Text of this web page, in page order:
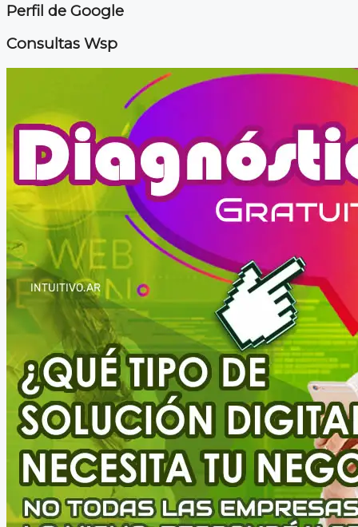
Perfil de Google
Consultas Wsp